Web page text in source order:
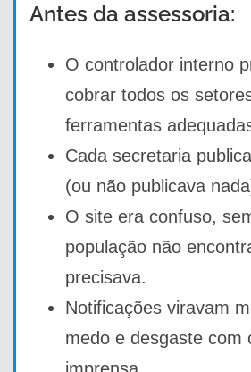
Antes da assessoria:
O controlador interno
cobrar todos os
ferramentas
Cada secretaria
(ou não publicava
O site era confuso,
população não
precisava.
Notificações viravam
medo e desgaste com